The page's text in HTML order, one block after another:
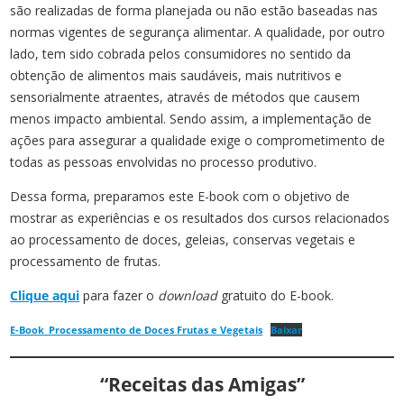
são realizadas de​ forma planejada ou não estão baseadas nas
normas vigentes de segurança alimentar. A​ qualidade, por outro
lado, tem sido cobrada pelos consumidores no sentido da
obtenção de alimentos​ mais saudáveis, mais nutritivos e
sensorialmente atraentes, através de métodos que causem
menos impacto ambiental. Sendo assim, a implementação de
ações para​ assegurar a qualidade exige o comprometimento de
todas as pessoas envolvidas no​ processo produtivo.
Dessa forma, preparamos este E-book com o objetivo de
mostrar as experiências e​ os resultados dos cursos relacionados
ao processamento de doces, geleias, conservas​ vegetais e
processamento de frutas.
Clique aqui para fazer o downloadgratuito do E-book.
E-Book_Processamento de Doces Frutas e Vegetais Baixar
“Receitas das Amigas”